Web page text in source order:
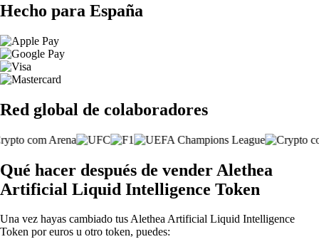
Hecho para España
Red global de colaboradores
Qué hacer después de vender Alethea
Artificial Liquid Intelligence Token
Una vez hayas cambiado tus Alethea Artificial Liquid Intelligence
Token por euros u otro token, puedes: